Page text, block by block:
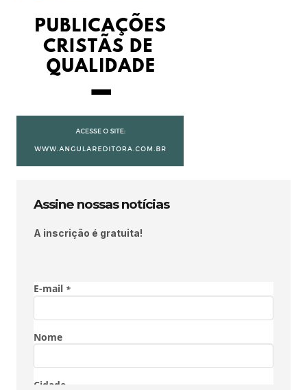
Assine nossas notícias
A inscrição é gratuita!